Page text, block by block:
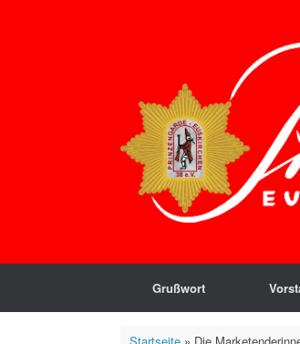
Grußwort
Startseite» Die